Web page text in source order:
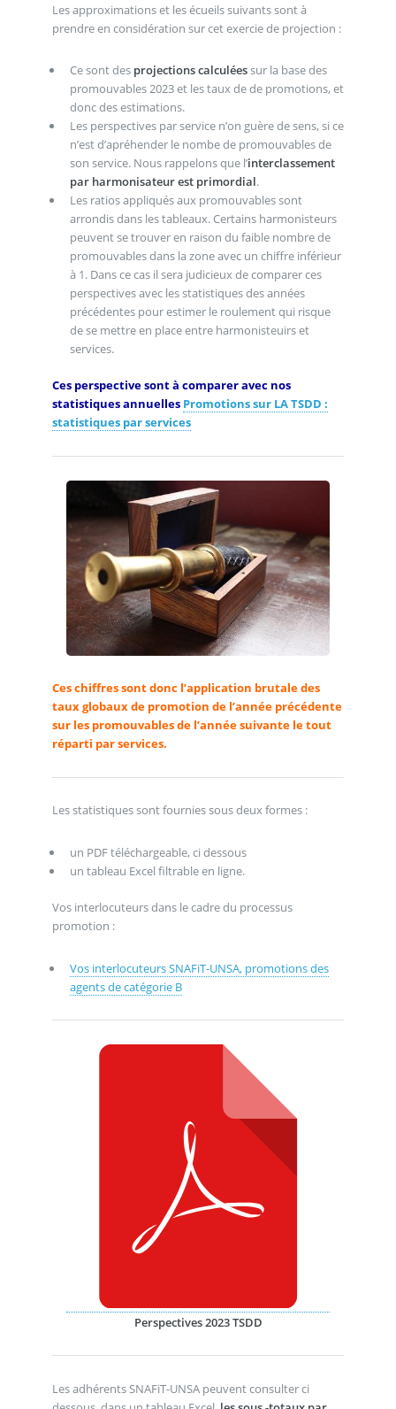
Les approximations et les écueils suivants sont à
prendre en considération sur cet exercie de projection :
Ce sont des projections calculéessur la base des
promouvables 2023 et les taux de de promotions, et
donc des estimations.
Les perspectives par service n’on guère de sens, si ce
n’est d’apréhender le nombe de promouvables de
son service. Nous rappelons que l’interclassement
par harmonisateur est primordial.
Les ratios appliqués aux promouvables sont
arrondis dans les tableaux. Certains harmonisteurs
peuvent se trouver en raison du faible nombre de
promouvables dans la zone avec un chiffre inférieur
à 1. Dans ce cas il sera judicieux de comparer ces
perspectives avec les statistiques des années
précédentes pour estimer le roulement qui risque
de se mettre en place entre harmonisteuirs et
services.
Ces perspective sont à comparer avec nos
statistiques annuelles Promotions sur LA TSDD :
statistiques par services
Ces chiffres sont donc l’application brutale des
taux globaux de promotion de l’année précédente
sur les promouvables de l’année suivante le tout
réparti par services.
Les statistiques sont fournies sous deux formes :
un PDF téléchargeable, ci dessous
un tableau Excel filtrable en ligne.
Vos interlocuteurs dans le cadre du processus
promotion :
Vos interlocuteurs SNAFiT-UNSA, promotions des
agents de catégorie B
Perspectives 2023 TSDD
Les adhérents SNAFiT-UNSA peuvent consulter ci